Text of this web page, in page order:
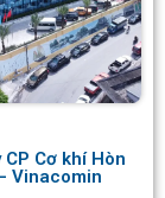
CP Cơ khí Hòn
Vinacomin